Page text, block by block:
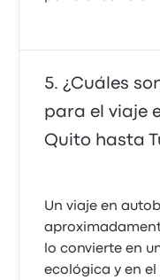
¿Cuáles
para el viaje
Quito hasta
Un viaje en
lo convierte en
ecológica y en